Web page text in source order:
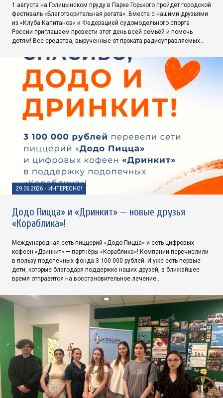
1 августа на Голицынском пруду в Парке Горького пройдёт городской
фестиваль «Благотворительная регата». Вместе с нашими друзьями
из «Клуба Капитанов» и Федерацией судомодельного спорта
России приглашаем провести этот день всей семьёй и помочь
детям! Все средства, вырученные от проката радиоуправляемых…
29.06.2026 · ИНТЕРЕСНО!
Додо Пицца» и «Дринкит» — новые друзья
«Кораблика»!
Международная сеть пиццерий «Додо Пицца» и сеть цифровых
кофеен «Дринкит» — партнёры «Кораблика»! Компании перечислили
в пользу подопечных фонда 3 100 000 рублей. И уже есть первые
дети, которые благодаря поддержке наших друзей, в ближайшее
время отправятся на восстановительное лечение…